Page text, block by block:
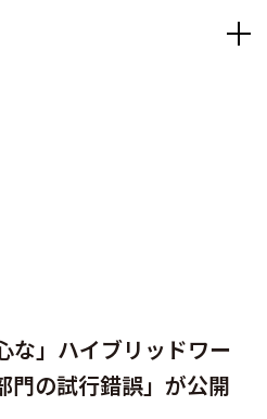
な」ハイブリッドワー
門の試行錯誤」が公開